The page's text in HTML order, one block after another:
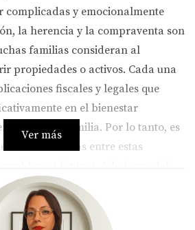
complicadas y emocionalmente
la herencia y la compraventa son
familias consideran al
propiedades o activos. Cada una
fiscales y legales que
en el bienestar
de la familia. Por lo tanto, es
las diferencias entre estas
cada alternativa con ejemplos
cómo se aplican en situaciones
Ver más